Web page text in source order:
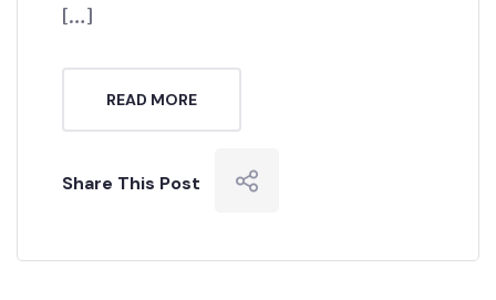
[…]
READ MORE
Share This Post